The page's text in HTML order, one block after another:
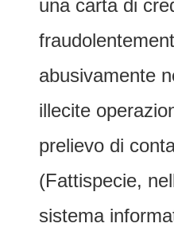
una carta di
abusivamente
illecite
prelievo di
(Fattispecie,
sistema